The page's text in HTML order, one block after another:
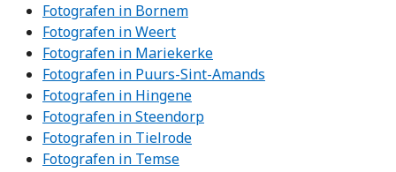
Fotografen in Bornem
Fotografen in Weert
Fotografen in Mariekerke
Fotografen in Puurs-Sint-Amands
Fotografen in Hingene
Fotografen in Steendorp
Fotografen in Tielrode
Fotografen in Temse